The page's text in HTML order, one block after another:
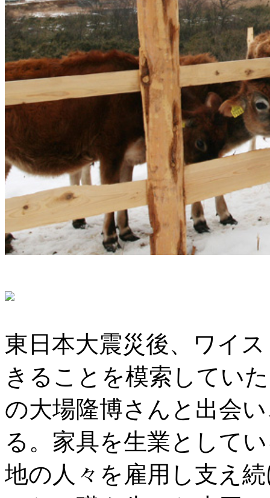
東日本大震災後、ワイ
きることを模索してい
の大場隆博さんと出会
る。家具を生業として
地の人々を雇用し支え